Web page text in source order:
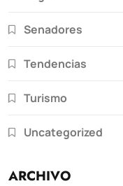
Senadores
Tendencias
Turismo
Uncategorized
ARCHIVO